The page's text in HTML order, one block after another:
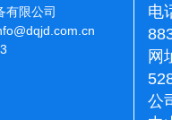
有限公司
电
网
公